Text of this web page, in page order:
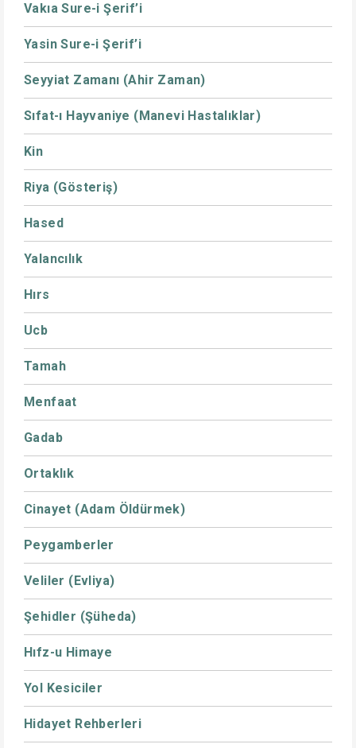
Vakıa Sure-i Şerif’i
Yasin Sure-i Şerif’i
Seyyiat Zamanı (Ahir Zaman)
Sıfat-ı Hayvaniye (Manevi Hastalıklar)
Kin
Riya (Gösteriş)
Hased
Yalancılık
Hırs
Ucb
Tamah
Menfaat
Gadab
Ortaklık
Cinayet (Adam Öldürmek)
Peygamberler
Veliler (Evliya)
Şehidler (Şüheda)
Hıfz-u Himaye
Yol Kesiciler
Hidayet Rehberleri